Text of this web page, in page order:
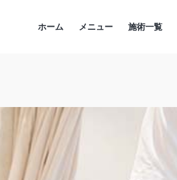
ホーム メニュー 施術一覧